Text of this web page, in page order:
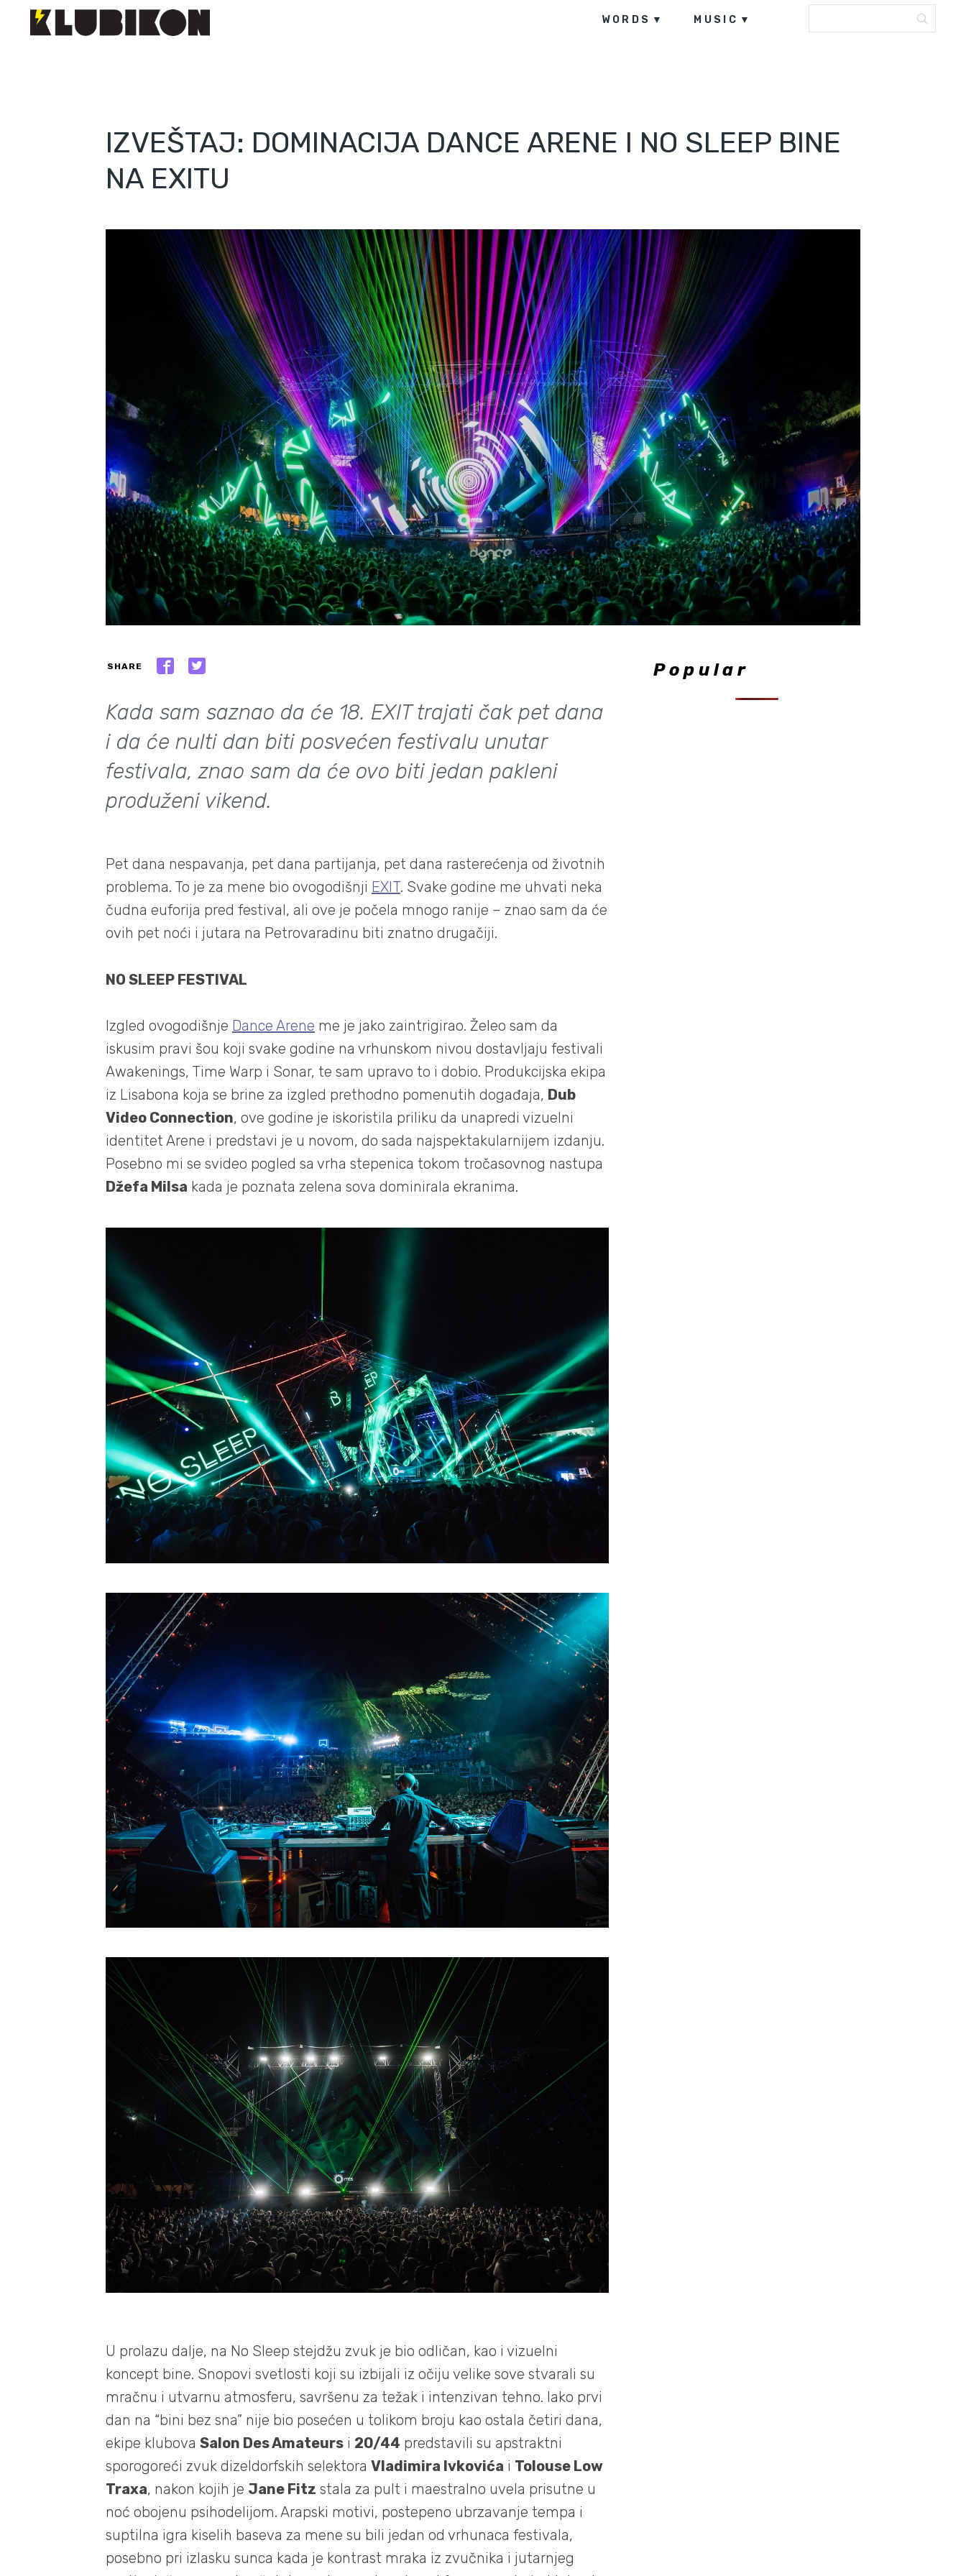
WORDS MUSIC
IZVEŠTAJ: DOMINACIJA DANCE ARENE I NO SLEEP BINE
NA EXITU
SHARE
Kada sam saznao da će 18. EXIT trajati čak pet dana
i da će nulti dan biti posvećen festivalu unutar
festivala, znao sam da će ovo biti jedan pakleni
produženi vikend.
Pet dana nespavanja, pet dana partijanja, pet dana rasterećenja od životnih
problema. To je za mene bio ovogodišnji EXIT. Svake godine me uhvati neka
čudna euforija pred festival, ali ove je počela mnogo ranije – znao sam da će
ovih pet noći i jutara na Petrovaradinu biti znatno drugačiji.
NO SLEEP FESTIVAL
Izgled ovogodišnje Dance Arene me je jako zaintrigirao. Želeo sam da
iskusim pravi šou koji svake godine na vrhunskom nivou dostavljaju festivali
Awakenings, Time Warp i Sonar, te sam upravo to i dobio. Produkcijska ekipa
iz Lisabona koja se brine za izgled prethodno pomenutih događaja, Dub
Video Connection, ove godine je iskoristila priliku da unapredi vizuelni
identitet Arene i predstavi je u novom, do sada najspektakularnijem izdanju.
Posebno mi se svideo pogled sa vrha stepenica tokom tročasovnog nastupa
Džefa Milsa kada je poznata zelena sova dominirala ekranima.
U prolazu dalje, na No Sleep stejdžu zvuk je bio odličan, kao i vizuelni
koncept bine. Snopovi svetlosti koji su izbijali iz očiju velike sove stvarali su
mračnu i utvarnu atmosferu, savršenu za težak i intenzivan tehno. Iako prvi
dan na “bini bez sna” nije bio posećen u tolikom broju kao ostala četiri dana,
ekipe klubova Salon Des Amateursi 20/44 predstavili su apstraktni
sporogoreći zvuk dizeldorfskih selektora Vladimira Ivkovića i Tolouse Low
Traxa, nakon kojih je Jane Fitz stala za pult i maestralno uvela prisutne u
noć obojenu psihodelijom. Arapski motivi, postepeno ubrzavanje tempa i
suptilna igra kiselih baseva za mene su bili jedan od vrhunaca festivala,
posebno pri izlasku sunca kada je kontrast mraka iz zvučnika i jutarnjeg
Popular